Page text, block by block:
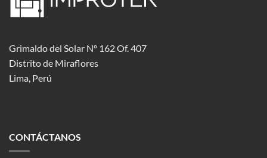
Grimaldo del Solar Nº 162 Of. 407
Distrito de Miraflores
Lima, Perú
CONTÁCTANOS